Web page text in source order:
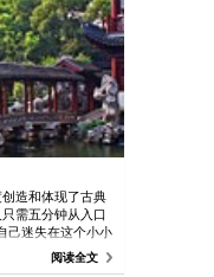
造和体现了古典
需五分钟从入口
己迷失在这个小小
种类型的建筑沿着
历史使中国园艺
阅读全文